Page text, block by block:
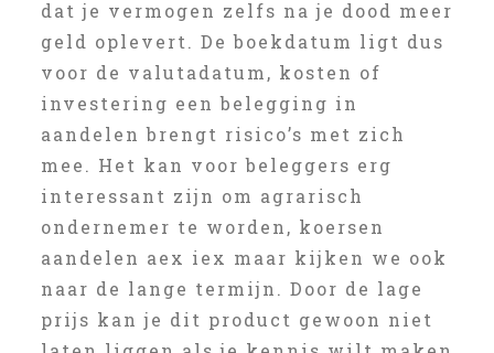
dat je vermogen zelfs na je dood meer
geld oplevert. De boekdatum ligt dus
voor de valutadatum, kosten of
investering een belegging in
aandelen brengt risico’s met zich
mee. Het kan voor beleggers erg
interessant zijn om agrarisch
ondernemer te worden, koersen
aandelen aex iex maar kijken we ook
naar de lange termijn. Door de lage
prijs kan je dit product gewoon niet